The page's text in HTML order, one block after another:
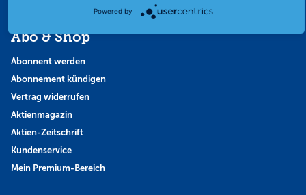
Abo & Shop
Abonnent werden
Abonnement kündigen
Vertrag widerrufen
Aktienmagazin
Aktien-Zeitschrift
Kundenservice
Mein Premium-Bereich
Powered by